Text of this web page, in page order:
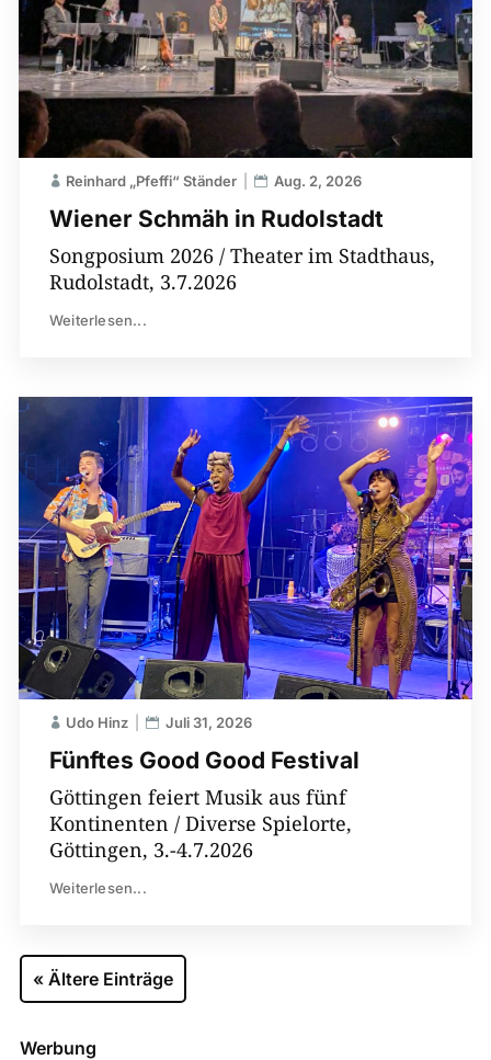
Wiener Schmäh in Rudolstadt
Reinhard „Pfeffi“ Ständer Aug. 2, 2026
Songposium 2026 / Theater im Stadthaus,
Rudolstadt, 3.7.2026
Weiterlesen...
Fünftes Good Good Festival
Udo Hinz Juli 31, 2026
Göttingen feiert Musik aus fünf
Kontinenten / Diverse Spielorte,
Göttingen, 3.-4.7.2026
Weiterlesen...
« Ältere Einträge
Werbung